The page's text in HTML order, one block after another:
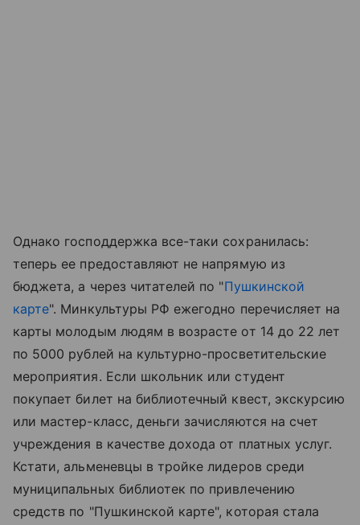
Однако господдержка все-таки сохранилась:
теперь ее предоставляют не напрямую из
бюджета, а через читателей по "Пушкинской
карте". Минкультуры РФ ежегодно перечисляет на
карты молодым людям в возрасте от 14 до 22 лет
по 5000 рублей на культурно-просветительские
мероприятия. Если школьник или студент
покупает билет на библиотечный квест, экскурсию
или мастер-класс, деньги зачисляются на счет
учреждения в качестве дохода от платных услуг.
Кстати, альменевцы в тройке лидеров среди
муниципальных библиотек по привлечению
средств по "Пушкинской карте", которая стала